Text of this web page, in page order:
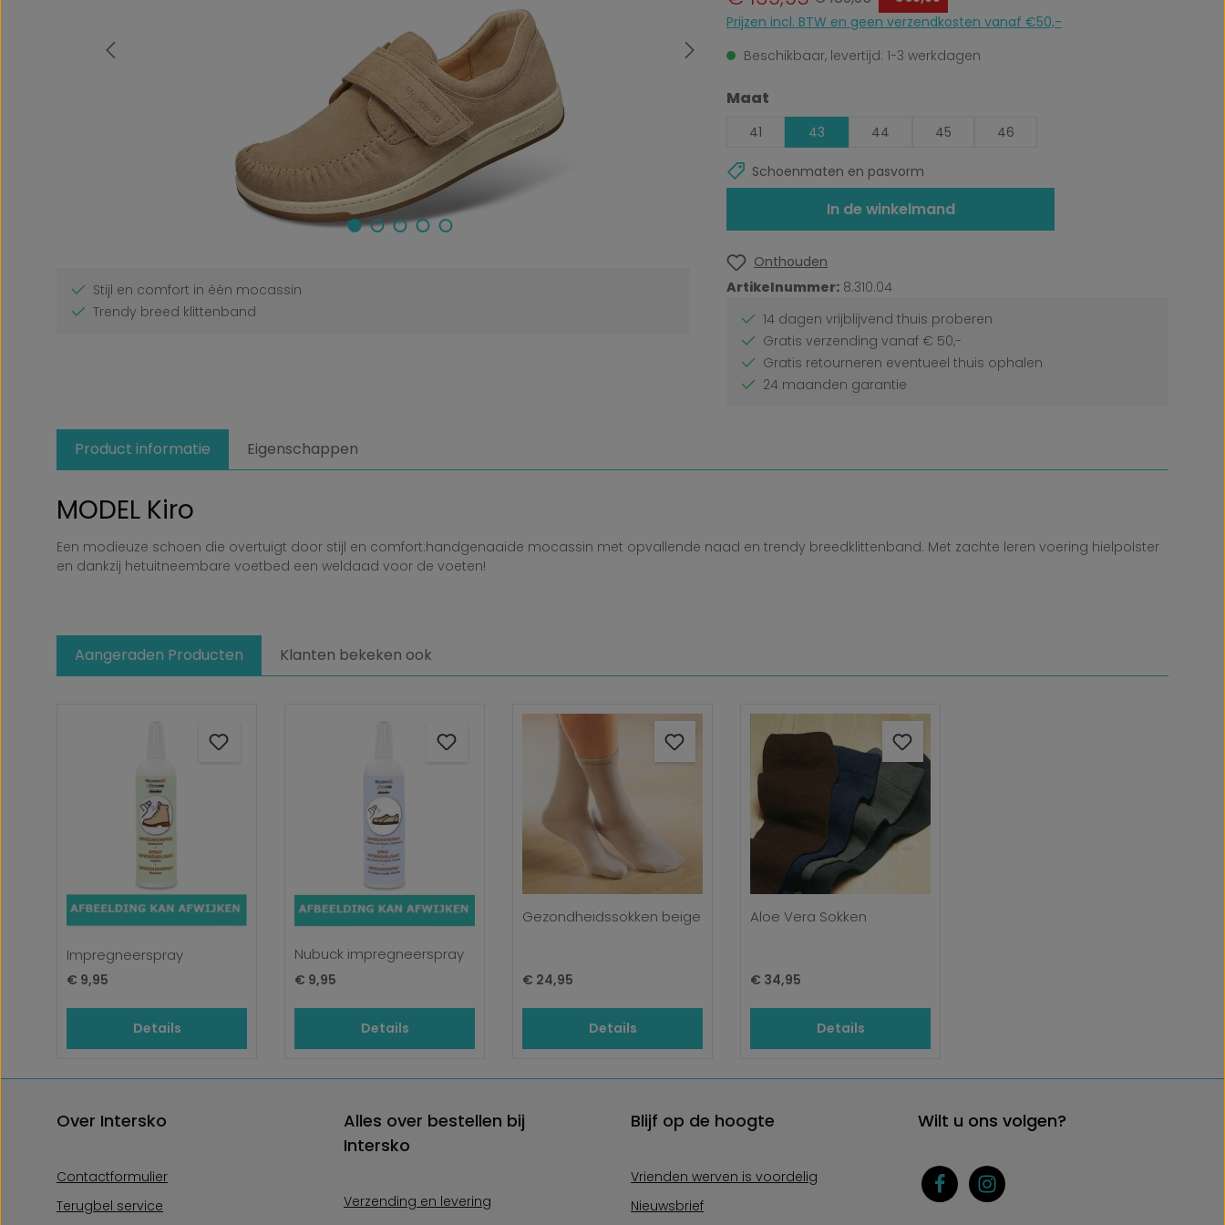
Stijl en comfort in één mocassin
Trendy breed klittenband
Prijzen incl. BTW en geen verzendkosten vanaf €50,-
Beschikbaar, levertijd: 1-3 werkdagen
Selecteer
Maat
41 43 44 45 46
Schoenmaten en pasvorm
In de winkelmand
Onthouden
Artikelnummer: 8.310.04
14 dagen vrijblijvend thuis proberen
Gratis verzending vanaf € 50,-
Gratis retourneren eventueel thuis ophalen
24 maanden garantie
Product informatie Eigenschappen
MODEL Kiro
Een modieuze schoen die overtuigt door stijl en comfort:handgenaaide mocassin met opvallende naad en trendy breedklittenband. Met zachte leren voering hielpolster
en dankzij hetuitneembare voetbed een weldaad voor de voeten!
Aangeraden Producten Klanten bekeken ook
Impregneerspray
Normale prijs:
€ 9,95
Details
Nubuck impregneerspray
Normale prijs:
€ 9,95
Details
Gezondheidssokken beige
Normale prijs:
€ 24,95
Details
Aloe Vera Sokken
Normale prijs:
€ 34,95
Details
Over Intersko
Contactformulier
Terugbel service
Alles over bestellen bij
Intersko
Verzending en levering
Blijf op de hoogte
Vrienden werven is voordelig
Nieuwsbrief
Wilt u ons volgen?